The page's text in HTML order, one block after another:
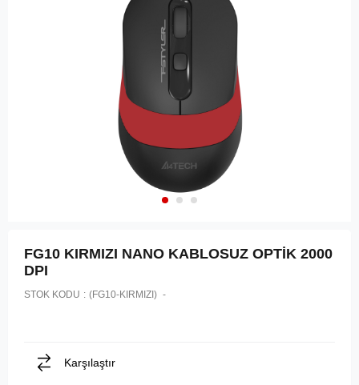
FG10 KIRMIZI NANO KABLOSUZ OPTİK 2000
DPI
STOK KODU (FG10-KIRMIZI)
Karşılaştır